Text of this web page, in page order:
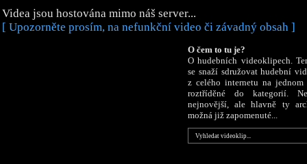
Videa jsou hostována mimo náš server...
[ Upozorněte prosím, na nefunkční video či závadný obsah ]
O čem to tu je?
O hudebních videoklipech.
se snaží sdružovat hudební
z celého internetu na jednom
roztříděné do kategorií.
nejnovější, ale hlavně ty
možná již zapomenuté...